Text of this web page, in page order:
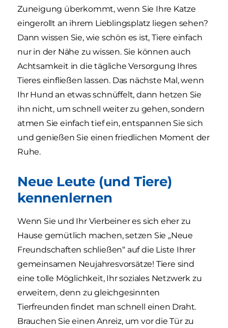
Zuneigung überkommt, wenn Sie Ihre Katze
eingerollt an ihrem Lieblingsplatz liegen sehen?
Dann wissen Sie, wie schön es ist, Tiere einfach
nur in der Nähe zu wissen. Sie können auch
Achtsamkeit in die tägliche Versorgung Ihres
Tieres einfließen lassen. Das nächste Mal, wenn
Ihr Hund an etwas schnüffelt, dann hetzen Sie
ihn nicht, um schnell weiter zu gehen, sondern
atmen Sie einfach tief ein, entspannen Sie sich
und genießen Sie einen friedlichen Moment der
Ruhe.
Neue Leute (und Tiere)
kennenlernen
Wenn Sie und Ihr Vierbeiner es sich eher zu
Hause gemütlich machen, setzen Sie „Neue
Freundschaften schließen“ auf die Liste Ihrer
gemeinsamen Neujahresvorsätze! Tiere sind
eine tolle Möglichkeit, Ihr soziales Netzwerk zu
erweitern, denn zu gleichgesinnten
Tierfreunden findet man schnell einen Draht.
Brauchen Sie einen Anreiz, um vor die Tür zu